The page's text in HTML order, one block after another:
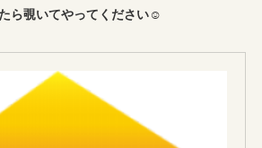
ら覗いてやってください☺︎